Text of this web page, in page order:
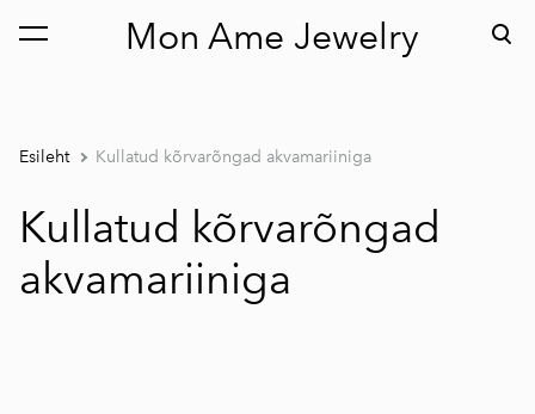
Mon Ame Jewelry
lisati ostukorvi. Vaata ostukorvi
Esileht Kullatud kõrvarõngad akvamariiniga
Kullatud kõrvarõngad
akvamariiniga